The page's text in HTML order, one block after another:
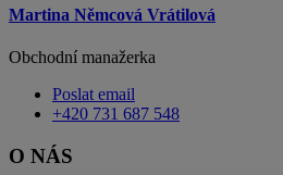
Martina Němcová Vrátilová
Obchodní manažerka
Poslat email
+420 731 687 548
O NÁS